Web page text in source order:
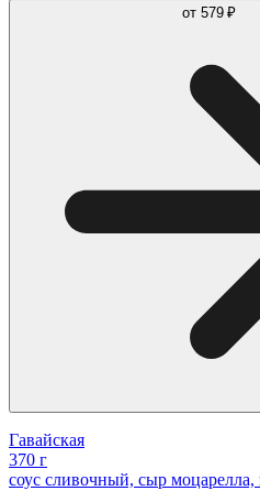
от 579 ₽
Гавайская
370 г
соус сливочный, сыр